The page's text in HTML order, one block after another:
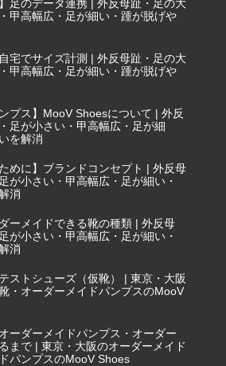
足のデータ連携 | 外反母趾・足の大
甲高幅広・足が細い・踵が脱げや
宅でサイズ計測 | 外反母趾・足の大
甲高幅広・足が細い・踵が脱げや
プス】MooV Shoesについて | 外反
足が小さい・甲高幅広・足が細
を解消
めに】ブランドコンセプト | 外反母
が小さい・甲高幅広・足が細い・
消
ーメイドできる靴の種類 | 外反母
が小さい・甲高幅広・足が細い・
消
ストシューズ（仮靴） | 東京・大阪
・オーダーメイドパンプスのMooV
ーダーメイドパンプス・オーダー
まで | 東京・大阪のオーダーメイド
パンプスのMooV Shoes